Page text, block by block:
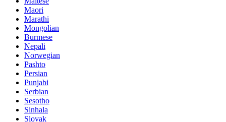
Maori
Marathi
Mongolian
Burmese
Nepali
Norwegian
Pashto
Persian
Punjabi
Serbian
Sesotho
Sinhala
Slovak